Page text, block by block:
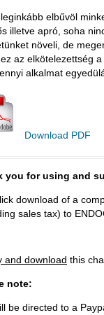
elbűvöl
illetve apró, soha
növeli, de
az elkötelezettség
alkalmat
Download PDF
you for using and
download of a
sales tax) to
and download this
note:
be directed to a